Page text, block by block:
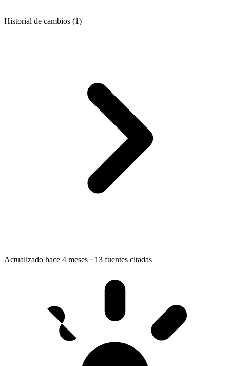
Historial de cambios (1)
Actualizado hace 4 meses · 13 fuentes citadas